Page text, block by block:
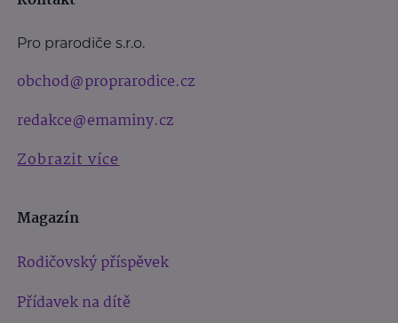
Pro prarodiče s.r.o.
obchod@proprarodice.cz
redakce@emaminy.cz
Zobrazit více
Magazín
Rodičovský příspěvek
Přídavek na dítě